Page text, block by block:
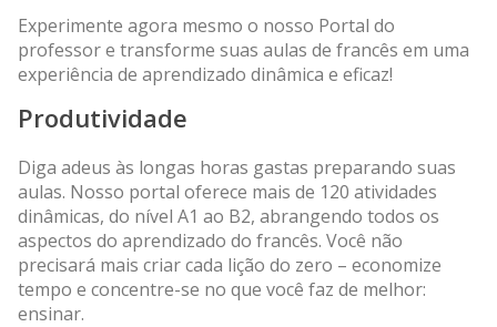
Experimente agora mesmo o nosso Portal do
professor e transforme suas aulas de francês em uma
experiência de aprendizado dinâmica e eficaz!
Produtividade
Diga adeus às longas horas gastas preparando suas
aulas. Nosso portal oferece mais de 120 atividades
dinâmicas, do nível A1 ao B2, abrangendo todos os
aspectos do aprendizado do francês. Você não
precisará mais criar cada lição do zero – economize
tempo e concentre-se no que você faz de melhor:
ensinar.